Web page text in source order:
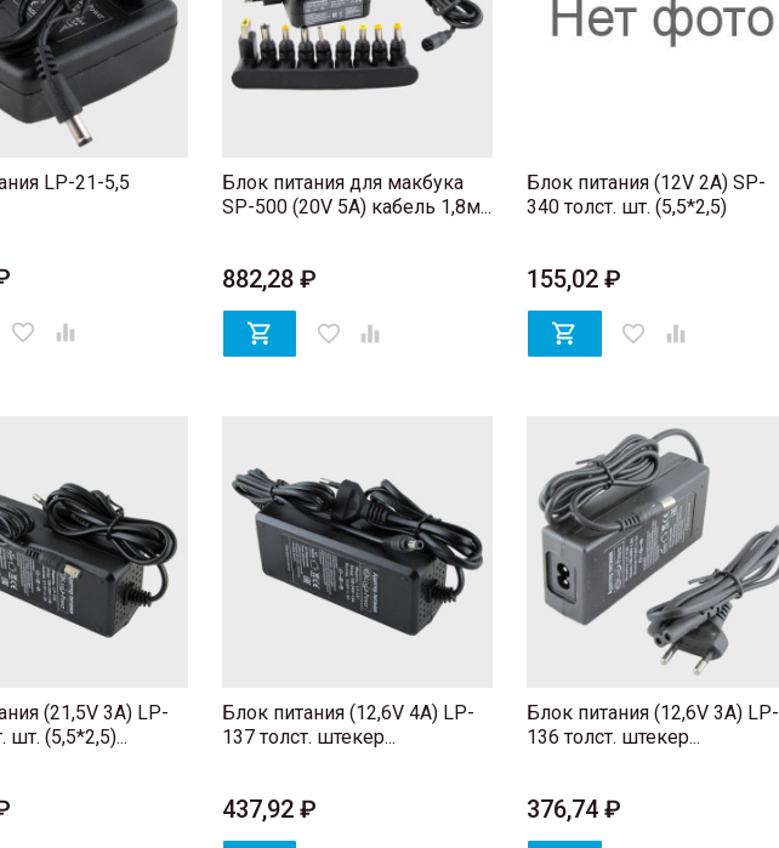
LP-21-5,5
favorite_border 
Блок питания для макбука
SP-500 (20V 5A) кабель 1,8м...
882,28 ₽
 favorite_border 
Блок питания (12V 2A) SP-
340 толст. шт. (5,5*2,5)
155,02 ₽
 favorite_border 
(21,5V 3A) LP-
шт. (5,5*2,5)...
Блок питания (12,6V 4A) LP-
137 толст. штекер...
437,92 ₽
Блок питания (12,6V 3A) LP-
136 толст. штекер...
376,74 ₽